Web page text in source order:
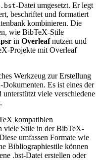
.bst-Datei umgesetzt. Er legt
beschriftet und formatiert
kombinieren. Die
wie BibTeX-Stile
in Overleafnutzen und
Projekte mit Overleaf
Werkzeug zur Erstellung
Es ist eines der
viele verschiedene
kompatiblen
viele Stile in der BibTeX-
umfassen Formate wie
Bibliographiestile können
.bst-Datei erstellen oder